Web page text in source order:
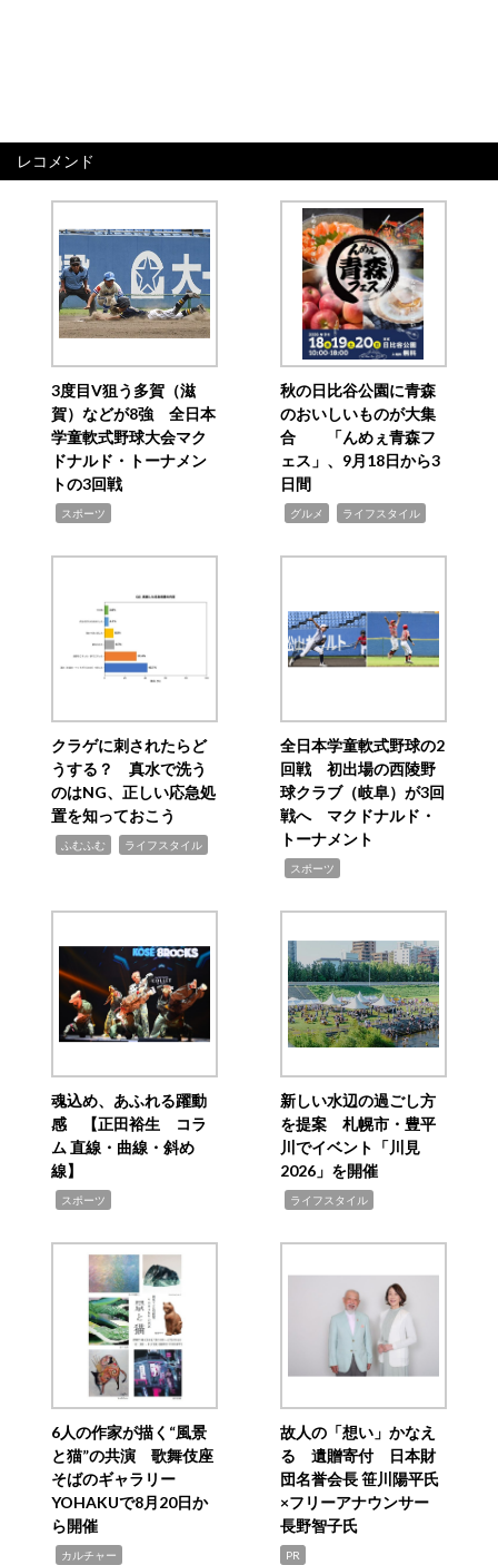
レコメンド
3度目V狙う多賀（滋
賀）などが8強 全日本
学童軟式野球大会マク
ドナルド・トーナメン
トの3回戦
スポーツ
秋の日比谷公園に青森
のおいしいものが大集
合 「んめぇ青森フ
ェス」、9月18日から3
日間
グルメ ライフスタイル
クラゲに刺されたらど
うする？ 真水で洗う
のはNG、正しい応急処
置を知っておこう
ふむふむ ライフスタイル
全日本学童軟式野球の2
回戦 初出場の西陵野
球クラブ（岐阜）が3回
戦へ マクドナルド・
トーナメント
スポーツ
魂込め、あふれる躍動
感 【正田裕生 コラ
ム 直線・曲線・斜め
線】
スポーツ
新しい水辺の過ごし方
を提案 札幌市・豊平
川でイベント「川見
2026」を開催
ライフスタイル
6人の作家が描く“風景
と猫”の共演 歌舞伎座
そばのギャラリー
YOHAKUで8月20日か
ら開催
カルチャー
故人の「想い」かなえ
る 遺贈寄付 日本財
団名誉会長 笹川陽平氏
×フリーアナウンサー
長野智子氏
PR